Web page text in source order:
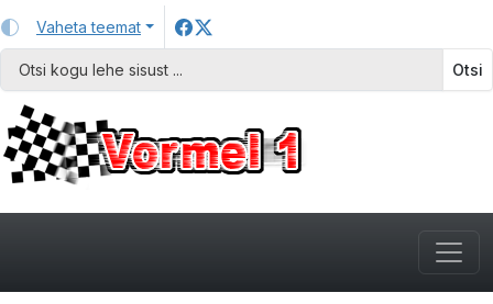
Vaheta teemat
Otsi